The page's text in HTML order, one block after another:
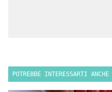
POTREBBE INTERESSARTI ANCHE